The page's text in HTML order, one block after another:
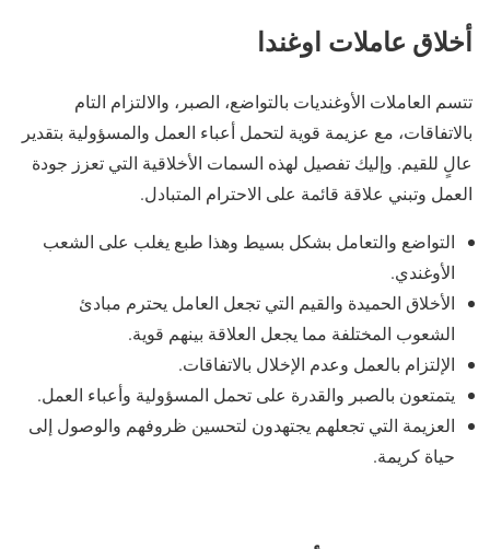
أخلاق عاملات اوغندا
تتسم العاملات الأوغنديات بالتواضع، الصبر، والالتزام التام
بالاتفاقات، مع عزيمة قوية لتحمل أعباء العمل والمسؤولية بتقدير
عالٍ للقيم. وإليك تفصيل لهذه السمات الأخلاقية التي تعزز جودة
العمل وتبني علاقة قائمة على الاحترام المتبادل.
التواضع والتعامل بشكل بسيط وهذا طبع يغلب على الشعب
الأوغندي.
الأخلاق الحميدة والقيم التي تجعل العامل يحترم مبادئ
الشعوب المختلفة مما يجعل العلاقة بينهم قوية.
الإلتزام بالعمل وعدم الإخلال بالاتفاقات.
يتمتعون بالصبر والقدرة على تحمل المسؤولية وأعباء العمل.
العزيمة التي تجعلهم يجتهدون لتحسين ظروفهم والوصول إلى
حياة كريمة.